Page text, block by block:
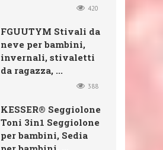
420
FGUUTYM Stivali da
neve per bambini,
invernali, stivaletti
da ragazza, ...
388
KESSER® Seggiolone
Toni 3in1 Seggiolone
per bambini, Sedia